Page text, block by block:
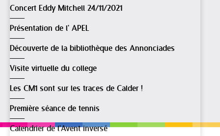
Concert Eddy Mitchell 24/11/2021
Présentation de l' APEL
Découverte de la bibliothèque des Annonciades
Visite virtuelle du college
Les CM1 sont sur les traces de Calder !
Première séance de tennis
Calendrier de l'Avent inversé